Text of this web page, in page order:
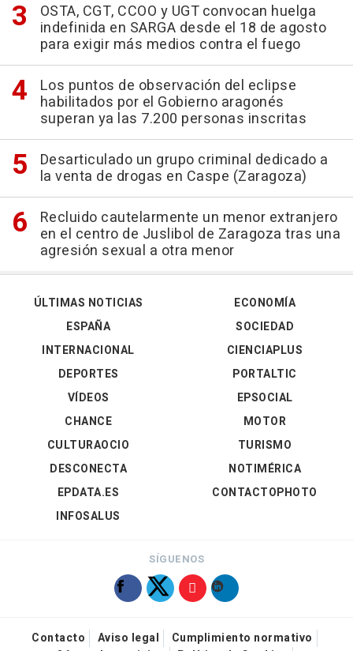
OSTA, CGT, CCOO y UGT convocan huelga
indefinida en SARGA desde el 18 de agosto
para exigir más medios contra el fuego
Los puntos de observación del eclipse
habilitados por el Gobierno aragonés
superan ya las 7.200 personas inscritas
Desarticulado un grupo criminal dedicado a
la venta de drogas en Caspe (Zaragoza)
Recluido cautelarmente un menor extranjero
en el centro de Juslibol de Zaragoza tras una
agresión sexual a otra menor
ÚLTIMAS NOTICIAS
ESPAÑA
INTERNACIONAL
DEPORTES
VÍDEOS
ECONOMÍA
SOCIEDAD
CIENCIAPLUS
PORTALTIC
EPSOCIAL
CHANCE
CULTURAOCIO
DESCONECTA
EPDATA.ES
INFOSALUS
MOTOR
TURISMO
NOTIMÉRICA
CONTACTOPHOTO
SÍGUENOS
Contacto Aviso legal
Cumplimiento normativo